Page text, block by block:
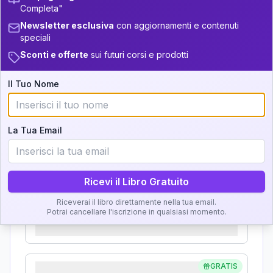
38.5-39
Analisi, Significato e
GRATIS
Zona del Ritratto
Importanza:
Karma Genitore-Figlio
GRATIS
Completa"
Newsletter esclusiva con aggiornamenti e contenuti
speciali
Sconti e offerte sui futuri corsi e prodotti
Il Tuo Nome
La Tua Email
Ricevi il Libro Gratuito
Riceverai il libro direttamente nella tua email.
Potrai cancellare l'iscrizione in qualsiasi momento.